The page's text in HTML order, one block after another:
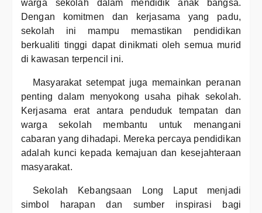
warga sekolah dalam mendidik anak bangsa.
Dengan komitmen dan kerjasama yang padu,
sekolah ini mampu memastikan pendidikan
berkualiti tinggi dapat dinikmati oleh semua murid
di kawasan terpencil ini.
Masyarakat setempat juga memainkan peranan
penting dalam menyokong usaha pihak sekolah.
Kerjasama erat antara penduduk tempatan dan
warga sekolah membantu untuk menangani
cabaran yang dihadapi. Mereka percaya pendidikan
adalah kunci kepada kemajuan dan kesejahteraan
masyarakat.
Sekolah Kebangsaan Long Laput menjadi
simbol harapan dan sumber inspirasi bagi